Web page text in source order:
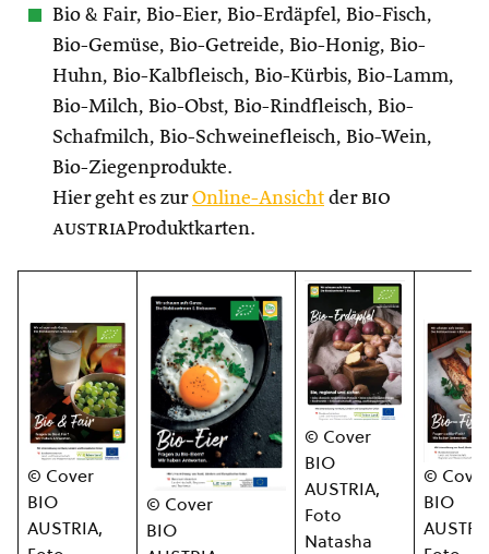
Bio & Fair, Bio-Eier, Bio-Erdäpfel, Bio-Fisch,
Bio-Gemüse, Bio-Getreide, Bio-Honig, Bio-
Huhn, Bio-Kalbfleisch, Bio-Kürbis, Bio-Lamm,
Bio-Milch, Bio-Obst, Bio-Rindfleisch, Bio-
Schafmilch, Bio-Schweinefleisch, Bio-Wein,
Bio-Ziegenprodukte.
Hier geht es zurOnline-Ansicht der bio
austriaProduktkarten.
© Cover
BIO
AUSTRIA,
© Cover
BIO
© Cover
BIO
AUSTRIA,
Foto
Natasha
© Cover
BIO